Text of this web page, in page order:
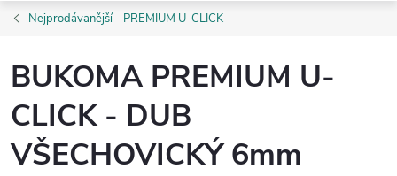
Nejprodávanější - PREMIUM U-CLICK
BUKOMA PREMIUM U-
CLICK - DUB
VŠECHOVICKÝ 6mm